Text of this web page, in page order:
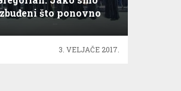
što ponovno
3. VELJAČE 2017.